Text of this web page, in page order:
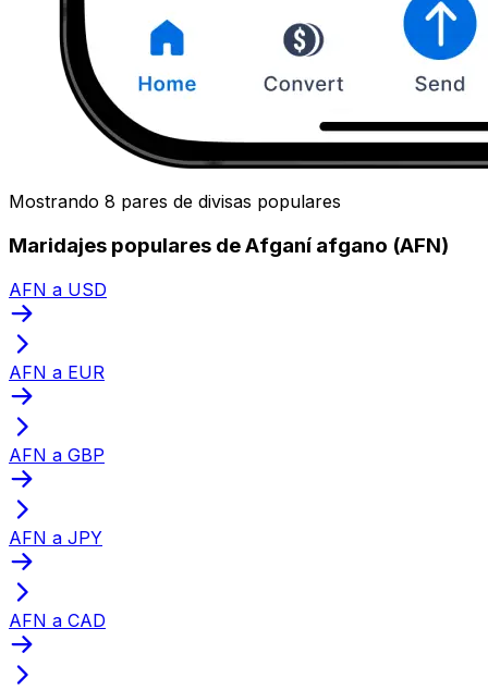
Mostrando 8 pares de divisas populares
Maridajes populares de Afganí afgano (AFN)
AFN a USD
AFN a EUR
AFN a GBP
AFN a JPY
AFN a CAD